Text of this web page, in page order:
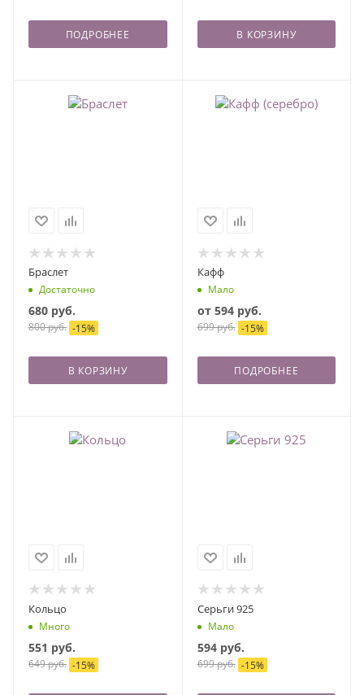
ПОДРОБНЕЕ В КОРЗИНУ
Браслет
Достаточно
680 руб.
800руб. -15%
В КОРЗИНУ
Кафф
Мало
от 594 руб.
699 руб. -15%
ПОДРОБНЕЕ
Кольцо
Много
551 руб.
649руб. -15%
Серьги 925
Мало
594руб.
699руб. -15%